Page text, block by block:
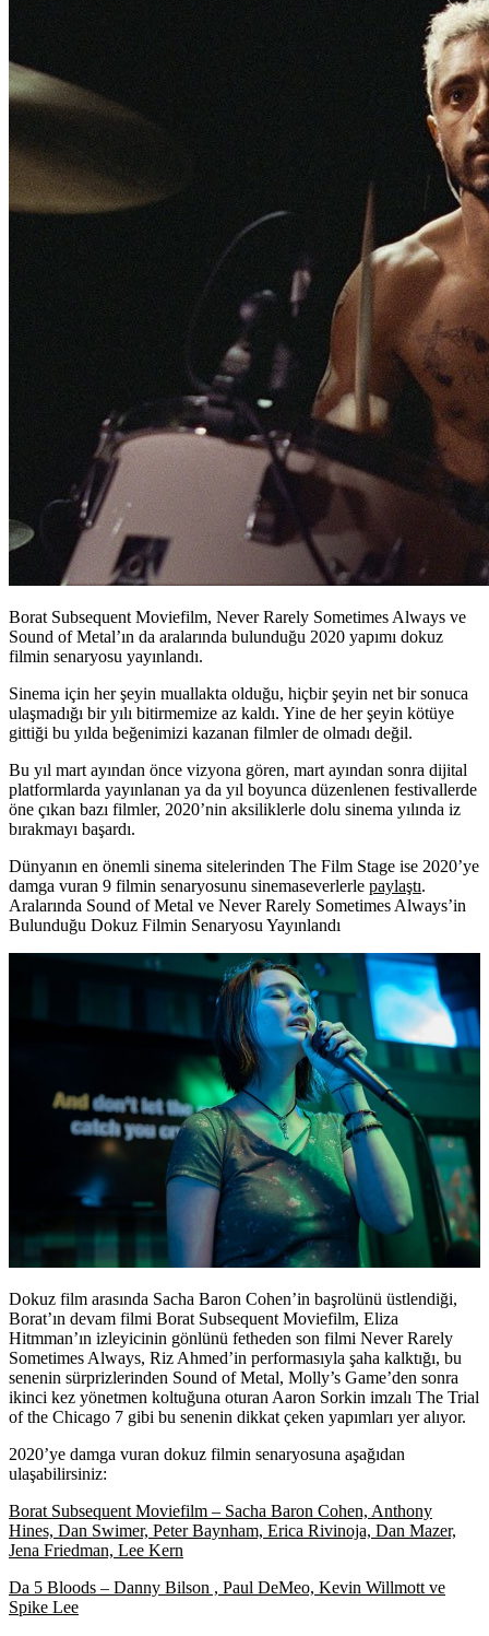
Borat Subsequent Moviefilm, Never Rarely Sometimes Always ve
Sound of Metal’ın da aralarında bulunduğu 2020 yapımı dokuz
filmin senaryosu yayınlandı.
Sinema için her şeyin muallakta olduğu, hiçbir şeyin net bir sonuca
ulaşmadığı bir yılı bitirmemize az kaldı. Yine de her şeyin kötüye
gittiği bu yılda beğenimizi kazanan filmler de olmadı değil.
Bu yıl mart ayından önce vizyona gören, mart ayından sonra dijital
platformlarda yayınlanan ya da yıl boyunca düzenlenen festivallerde
öne çıkan bazı filmler, 2020’nin aksiliklerle dolu sinema yılında iz
bırakmayı başardı.
Dünyanın en önemli sinema sitelerinden The Film Stage ise 2020’ye
damga vuran 9 filmin senaryosunu sinemaseverlerle paylaştı.
Aralarında Sound of Metal ve Never Rarely Sometimes Always’in
Bulunduğu Dokuz Filmin Senaryosu Yayınlandı
Dokuz film arasında Sacha Baron Cohen’in başrolünü üstlendiği,
Borat’ın devam filmi Borat Subsequent Moviefilm, Eliza
Hitmman’ın izleyicinin gönlünü fetheden son filmi Never Rarely
Sometimes Always, Riz Ahmed’in performasıyla şaha kalktığı, bu
senenin sürprizlerinden Sound of Metal, Molly’s Game’den sonra
ikinci kez yönetmen koltuğuna oturan Aaron Sorkin imzalı The Trial
of the Chicago 7 gibi bu senenin dikkat çeken yapımları yer alıyor.
2020’ye damga vuran dokuz filmin senaryosuna aşağıdan
ulaşabilirsiniz:
Borat Subsequent Moviefilm – Sacha Baron Cohen, Anthony
Hines, Dan Swimer, Peter Baynham, Erica Rivinoja, Dan Mazer,
Jena Friedman, Lee Kern
Da 5 Bloods – Danny Bilson , Paul DeMeo, Kevin Willmott ve
Spike Lee